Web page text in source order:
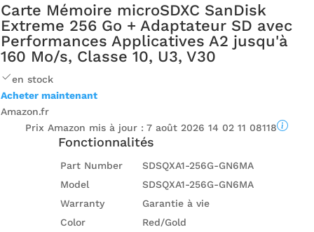
Carte Mémoire microSDXC SanDisk
Extreme 256 Go + Adaptateur SD avec
Performances Applicatives A2 jusqu'à
160 Mo/s, Classe 10, U3, V30
en stock
Acheter maintenant
Amazon.fr
Prix ​​Amazon mis à jour :7 août 2026 14 02 11 08118
Fonctionnalités
Part Number
SDSQXA1-256G-GN6MA
Model
SDSQXA1-256G-GN6MA
Warranty
Garantie à vie
Color
Red/Gold